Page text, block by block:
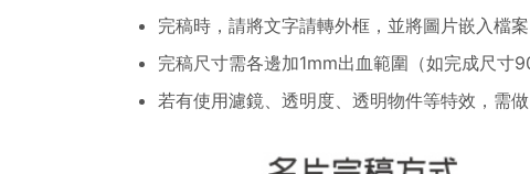
完稿時，請將文字請轉外框，並將圖片嵌入檔
完稿尺寸需各邊加1mm出血範圍（如完成尺寸
若有使用濾鏡、透明度、透明物件等特效，需